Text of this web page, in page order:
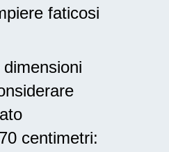
faticosi
centimetri: